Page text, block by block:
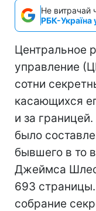
Не витрачай
РБК-Україна
Центральное
управление
сотни
касающихся
и за
было
бывшего в то
Джеймса
693
собрание